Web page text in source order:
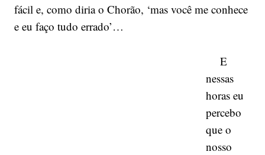
fácil e, como diria o Chorão, ‘mas você me conhece
e eu faço tudo errado’…
E
nessas
horas eu
percebo
que o
nosso